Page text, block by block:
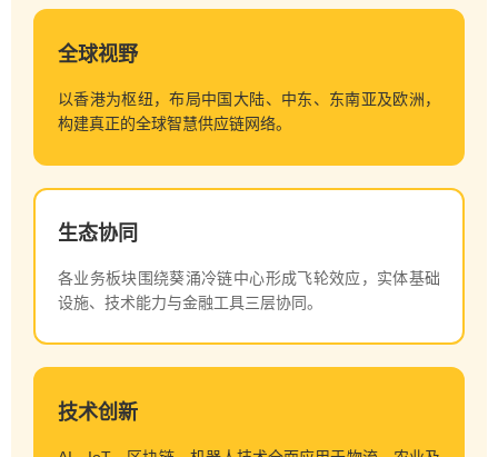
全球视野
以香港为枢纽，布局中国大陆、中东、东南亚及欧洲，
构建真正的全球智慧供应链网络。
生态协同
各业务板块围绕葵涌冷链中心形成飞轮效应，实体基础
设施、技术能力与金融工具三层协同。
技术创新